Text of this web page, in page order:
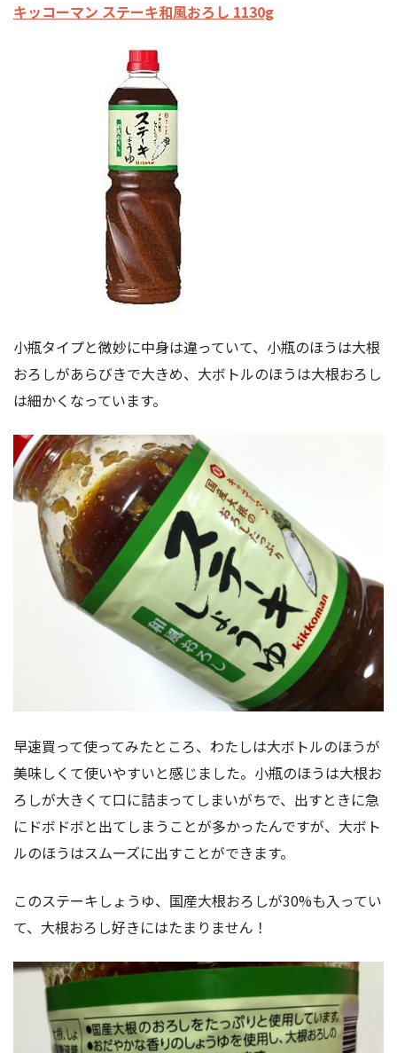
キッコーマン ステーキ和風おろし 1130g
小瓶タイプと微妙に中身は違っていて、小瓶のほうは大根
おろしがあらびきで大きめ、大ボトルのほうは大根おろし
は細かくなっています。
早速買って使ってみたところ、わたしは大ボトルのほうが
美味しくて使いやすいと感じました。小瓶のほうは大根お
ろしが大きくて口に詰まってしまいがちで、出すときに急
にドボドボと出てしまうことが多かったんですが、大ボト
ルのほうはスムーズに出すことができます。
このステーキしょうゆ、国産大根おろしが30%も入ってい
て、大根おろし好きにはたまりません！